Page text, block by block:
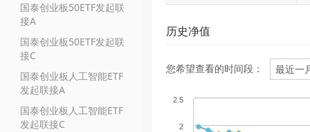
国泰创业板50ETF发起联
接A
国泰创业板50ETF发起联
接C
国泰创业板人工智能ETF
发起联接A
国泰创业板人工智能ETF
发起联接C
历史净值
您希望查看的时间段：
2
2.5